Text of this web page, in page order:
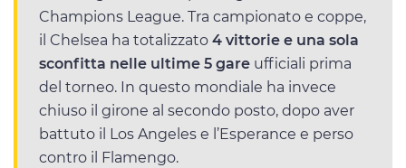
Champions League. Tra campionato e coppe,
il Chelsea ha totalizzato 4 vittorie e una sola
sconfitta nelle ultime 5 gare ufficiali prima
del torneo. In questo mondiale ha invece
chiuso il girone al secondo posto, dopo aver
battuto il Los Angeles e l’Esperance e perso
contro il Flamengo.